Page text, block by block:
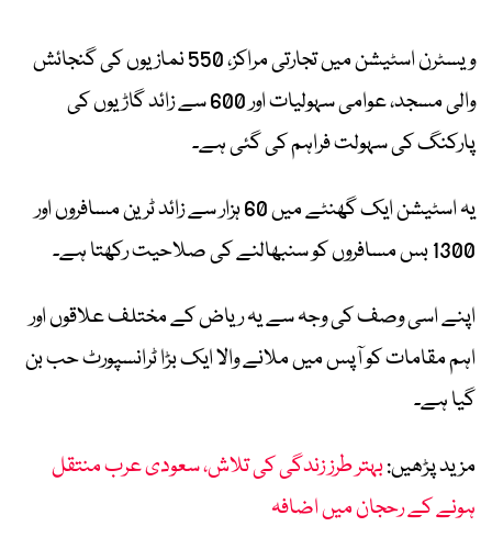
ویسٹرن اسٹیشن میں تجارتی مراکز، 550 نمازیوں کی گنجائش
والی مسجد، عوامی سہولیات اور 600 سے زائد گاڑیوں کی
پارکنگ کی سہولت فراہم کی گئی ہے۔
یہ اسٹیشن ایک گھنٹے میں 60 ہزار سے زائد ٹرین مسافروں اور
1300 بس مسافروں کو سنبھالنے کی صلاحیت رکھتا ہے۔
اپنے اسی وصف کی وجہ سے یہ ریاض کے مختلف علاقوں اور
اہم مقامات کو آپس میں ملانے والا ایک بڑا ٹرانسپورٹ حب بن
گیا ہے۔
مزید پڑھیں:بہتر طرز زندگی کی تلاش، سعودی عرب منتقل
ہونے کے رحجان میں اضافہ